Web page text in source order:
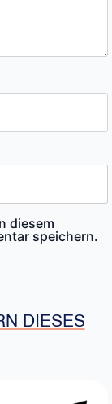
diesem
speichern.
DIESES